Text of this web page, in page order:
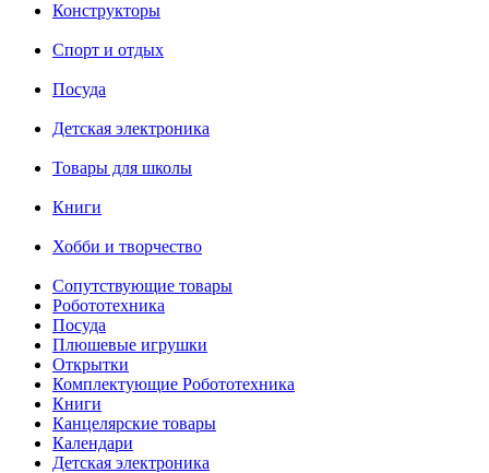
Конструкторы
Спорт и отдых
Посуда
Детская электроника
Товары для школы
Книги
Хобби и творчество
Сопутствующие товары
Робототехника
Посуда
Плюшевые игрушки
Открытки
Комплектующие Робототехника
Книги
Канцелярские товары
Календари
Детская электроника